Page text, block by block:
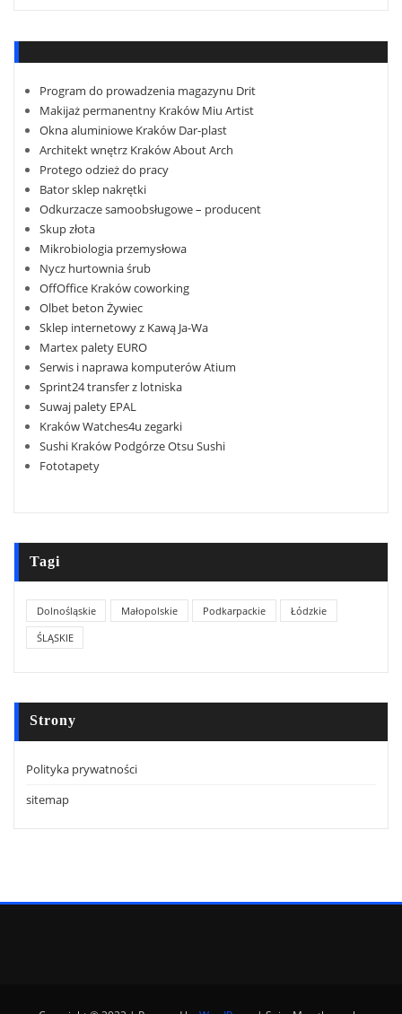
Program do prowadzenia magazynu Drit
Makijaż permanentny Kraków Miu Artist
Okna aluminiowe Kraków Dar-plast
Architekt wnętrz Kraków About Arch
Protego odzież do pracy
Bator sklep nakrętki
Odkurzacze samoobsługowe – producent
Skup złota
Mikrobiologia przemysłowa
Nycz hurtownia śrub
OffOffice Kraków coworking
Olbet beton Żywiec
Sklep internetowy z Kawą Ja-Wa
Martex palety EURO
Serwis i naprawa komputerów Atium
Sprint24 transfer z lotniska
Suwaj palety EPAL
Kraków Watches4u zegarki
Sushi Kraków Podgórze Otsu Sushi
Fototapety
Tagi
Dolnośląskie Małopolskie Podkarpackie
Łódzkie
ŚLĄSKIE
Strony
Polityka prywatności
sitemap